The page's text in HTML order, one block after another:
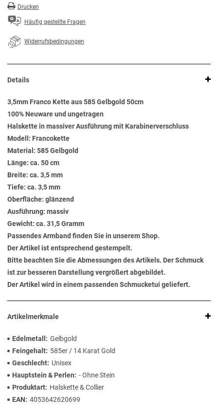
Drucken
Häufig gestellte Fragen
Widerrufsbedingungen
Details
3,5mm Franco Kette aus 585 Gelbgold 50cm
100% Neuware und ungetragen
Halskette in massiver Ausführung mit Karabinerverschluss
Modell: Francokette
Material: 585 Gelbgold
Länge: ca. 50 cm
Breite: ca. 3,5 mm
Tiefe: ca. 3,5 mm
Oberfläche: glänzend
Ausführung: massiv
Gewicht: ca. 31,5 Gramm
Passendes Armband finden Sie in unserem Shop.
Der Artikel ist entsprechend gestempelt.
Bitte beachten Sie die Abmessungen des Artikels. Der Schmuck
ist zur besseren Darstellung vergrößert abgebildet.
Der Artikel wird in einem passenden Schmucketui geliefert.
Artikelmerkmale
Edelmetall
Gelbgold
Feingehalt
585er / 14 Karat Gold
Geschlecht
Unisex
Hauptstein & Perlen
- Ohne Stein
Produktart
Halskette & Collier
EAN
4053642620699